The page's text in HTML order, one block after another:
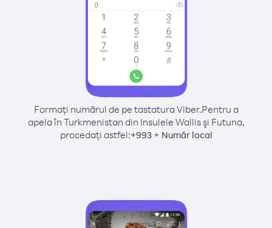
Formați numărul de pe tastatura Viber.Pentru a
apela în Turkmenistan din Insulele Wallis şi Futuna,
procedați astfel:+993+ Număr local